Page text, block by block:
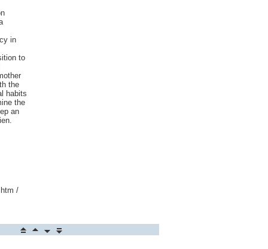
in
to
the
habits
the
an
/